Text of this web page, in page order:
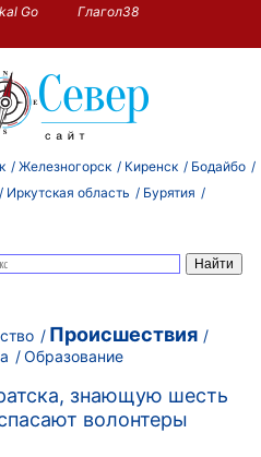
Go
Глагол38
Железногорск Киренск
Бодайбо
Иркутская область
Бурятия
Происшествия
Образование
знающую шесть
волонтеры